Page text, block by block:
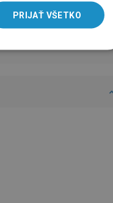
LITHUANIAN
ROMANIAN
PRIJAŤ VŠETKO